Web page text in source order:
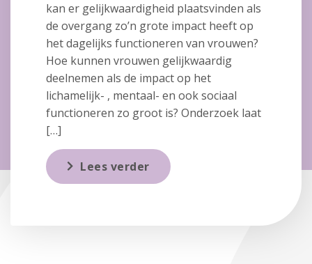
kan er gelijkwaardigheid plaatsvinden als
de overgang zo’n grote impact heeft op
het dagelijks functioneren van vrouwen?
Hoe kunnen vrouwen gelijkwaardig
deelnemen als de impact op het
lichamelijk- , mentaal- en ook sociaal
functioneren zo groot is? Onderzoek laat
[…]
Lees verder